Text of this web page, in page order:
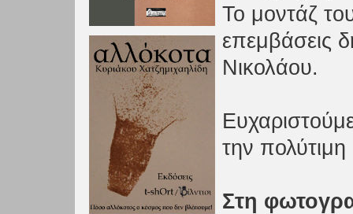
Το μοντάζ
επεμβάσεις
Νικολάου.
την
Στη